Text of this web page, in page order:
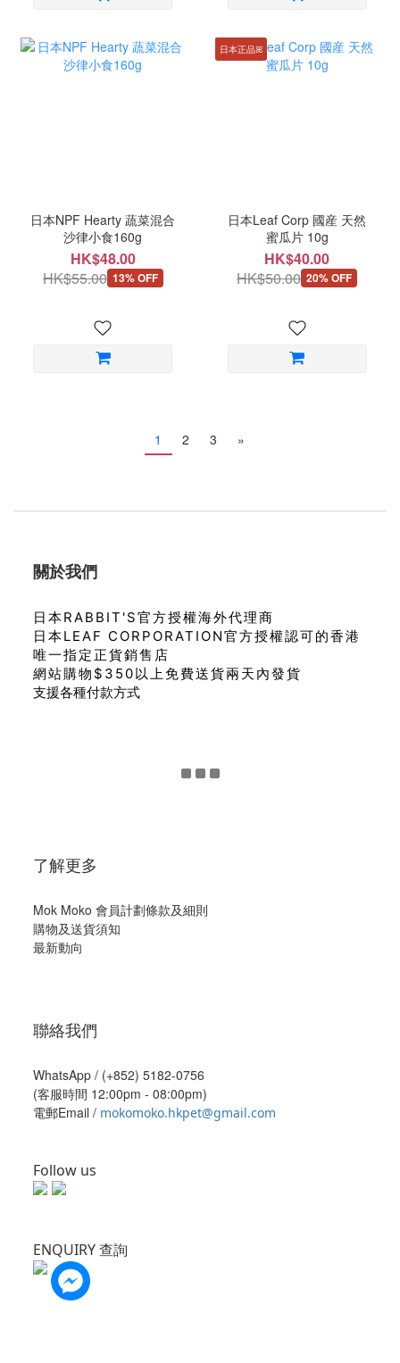
日本NPF Hearty 蔬菜混合
沙律小食160g
HK$48.00
HK$55.00 13% OFF
日本正品ꕤ
日本Leaf Corp 國産 天然
蜜瓜片 10g
HK$40.00
HK$50.00 20% OFF
1 2 3 »
關於我們
日本RABBIT'S官方授權海外代理商
日本LEAF CORPORATION官方授權認可的香港
唯一指定正貨銷售店
網站購物$350以上免費送貨兩天內發貨
支援各種付款方式
了解更多
Mok Moko 會員計劃條款及細則
購物及送貨須知
最新動向
聯絡我們
WhatsApp / (+852) 5182-0756
(客服時間 12:00pm - 08:00pm)
電郵Email / mokomoko.hkpet@gmail.com
Follow us
ENQUIRY 查詢